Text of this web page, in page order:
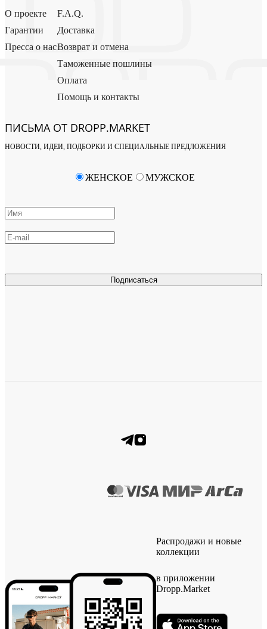
О проекте
Гарантии
Пресса о нас
F.A.Q.
Доставка
Возврат и отмена
Таможенные пошлины
Оплата
Помощь и контакты
ПИСЬМА ОТ DROPP.MARKET
НОВОСТИ, ИДЕИ, ПОДБОРКИ И СПЕЦИАЛЬНЫЕ ПРЕДЛОЖЕНИЯ
Подписаться
ЖЕНСКОЕ МУЖСКОЕ
Распродажи и новые
коллекции
в приложении
Dropp.Market